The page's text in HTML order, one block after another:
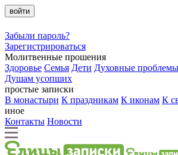
войти
Забыли пароль?
Зарегистрироваться
Молитвенные прошения
Здоровье Семья Дети Духовные проблемы
Душам усопших
простые записки
В монастыри К праздникам К иконам К
иное
Контакты Новости